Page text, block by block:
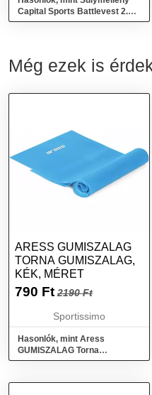
Capital Sports Battlevest 2.0 2
x 4 kg - kék
Még ezek is
ARESS GUMISZALAG
TORNA GUMISZALAG,
KÉK, MÉRET
790 Ft 2190 Ft
Sportissimo
Hasonlók, mint Aress
GUMISZALAG Torna
gumiszalag, kék, méret